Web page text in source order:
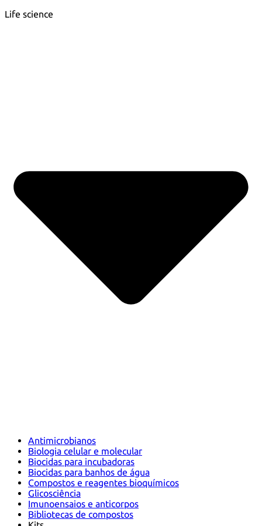
Life science
Antimicrobianos
Biologia celular e molecular
Biocidas para incubadoras
Biocidas para banhos de água
Compostos e reagentes bioquímicos
Glicosciência
Imunoensaios e anticorpos
Bibliotecas de compostos